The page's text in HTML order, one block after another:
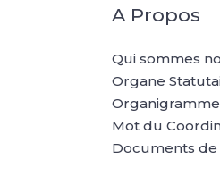
A Propos
Qui sommes
Organe
Organigramme
Mot du
Documents de